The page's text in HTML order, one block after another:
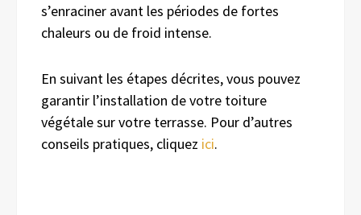
s’enraciner avant les périodes de fortes
chaleurs ou de froid intense.
En suivant les étapes décrites, vous pouvez
garantir l’installation de votre toiture
végétale sur votre terrasse. Pour d’autres
conseils pratiques, cliquez ici.